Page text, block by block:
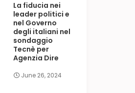
La fiducia nei
leader politici e
nel Governo
degli italiani nel
sondaggio
Tecnè per
Agenzia Dire
June 26, 2024